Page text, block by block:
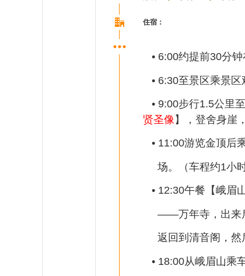
住宿：
• 6:00约提前30分钟
• 6:30至景区乘景区
• 9:00步行1.5公里
贤圣像 】，登舍身崖
• 11:00游览金顶后
场。（车程约1小时
• 12:30午餐【峨眉
——万年寺，出来后
返回到清音阁，然
• 18:00从峨眉山乘